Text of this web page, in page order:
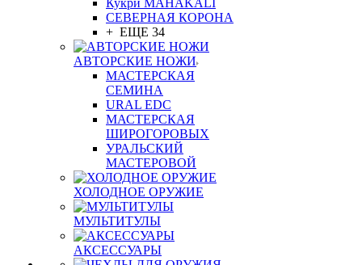
Кукри MAHAKALI
СЕВЕРНАЯ КОРОНА
+ ЕЩЕ 34
АВТОРСКИЕ НОЖИ
МАСТЕРСКАЯ
СЕМИНА
URAL EDC
МАСТЕРСКАЯ
ШИРОГОРОВЫХ
УРАЛЬСКИЙ
МАСТЕРОВОЙ
ХОЛОДНОЕ ОРУЖИЕ
МУЛЬТИТУЛЫ
АКСЕССУАРЫ